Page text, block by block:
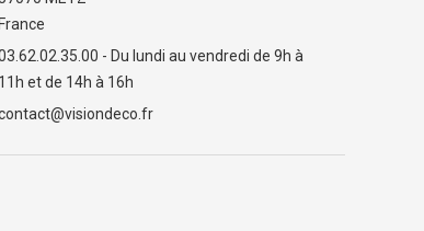
France
- Du lundi au vendredi de 9h à
11h et de 14h à 16h